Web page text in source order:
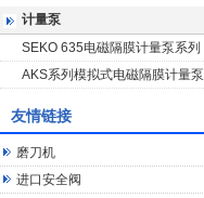
计量泵
SEKO 635电磁隔膜计量泵系列
AKS系列模拟式电磁隔膜计量泵
友情链接
磨刀机
进口安全阀